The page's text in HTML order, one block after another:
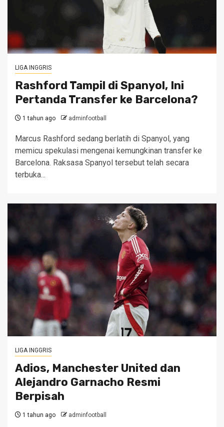
LIGA INGGRIS
Rashford Tampil di Spanyol, Ini
Pertanda Transfer ke Barcelona?
1 tahun ago adminfootball
Marcus Rashford sedang berlatih di Spanyol, yang
memicu spekulasi mengenai kemungkinan transfer ke
Barcelona. Raksasa Spanyol tersebut telah secara
terbuka...
LIGA INGGRIS
Adios, Manchester United dan
Alejandro Garnacho Resmi
Berpisah
1 tahun ago adminfootball